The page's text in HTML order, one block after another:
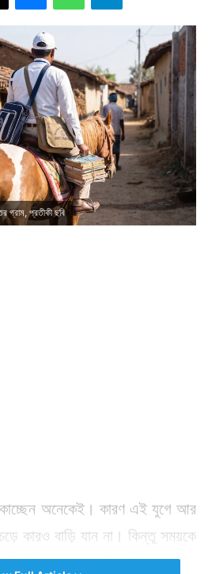
গ্রাম, প্রতীকী ছবি
অনেকেই। কারণ এই যুগে আর
কারও বাড়ি যান না। কিন্তু সময়কে
পিঠেই ঘুরছেন। বাড়ি বাড়ি ঘুরছেন।